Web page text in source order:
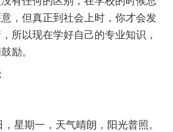
，但真正到社会上时，你才会发
所以现在学好自己的专业知识，
励。
期一，天气晴朗，阳光普照。